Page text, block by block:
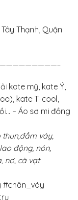
Thạnh, Quận
kate mỹ, kate Ý,
kate T-cool,
– Áo sơ mi đồng
thun,đầm váy,
động, nón,
nơ, cà vạt
#chân_váy